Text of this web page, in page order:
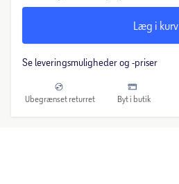
Læg i kurv
Se leveringsmuligheder og -priser
Ubegrænset returret Byt i butik